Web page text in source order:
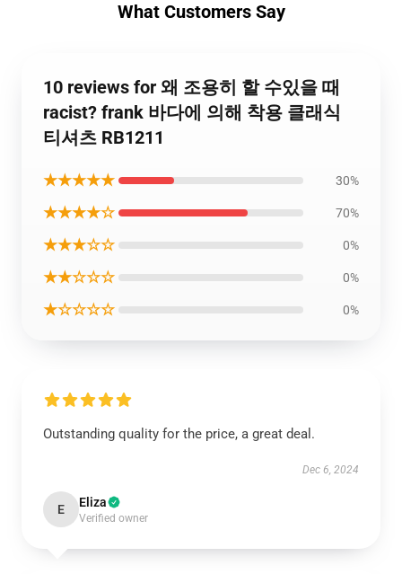
What Customers Say
10 reviews for 왜 조용히 할 수있을 때
racist? frank 바다에 의해 착용 클래식
티셔츠 RB1211
★★★★★ 30%
★★★★☆ 70%
★★★☆☆ 0%
★★☆☆☆ 0%
★☆☆☆☆ 0%
Outstanding quality for the price, a great deal.
Dec 6, 2024
E Eliza
Verified owner